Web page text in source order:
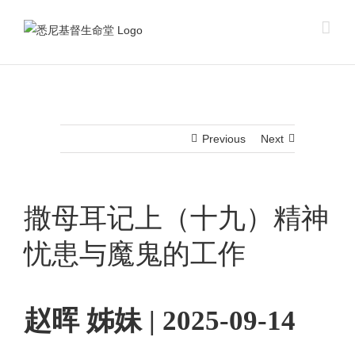
Previous Next
撒母耳记上（十九）精神
忧患与魔鬼的工作
赵晖 姊妹 | 2025-09-14